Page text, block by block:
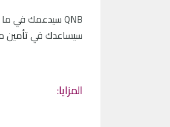
سيساعدك في تأمين
المزايا: